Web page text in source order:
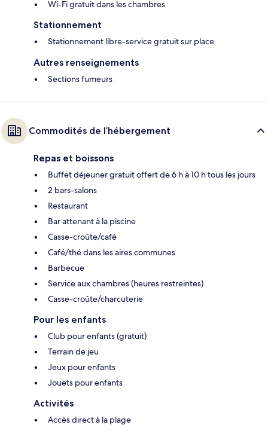
Wi-Fi gratuit dans les chambres
Stationnement
Stationnement libre-service gratuit sur place
Autres renseignements
Sections fumeurs
Commodités de l’hébergement
Repas et boissons
Buffet déjeuner gratuit offert de 6 h à 10 h tous les jours
2 bars-salons
Restaurant
Bar attenant à la piscine
Casse-croûte/café
Café/thé dans les aires communes
Barbecue
Service aux chambres (heures restreintes)
Casse-croûte/charcuterie
Pour les enfants
Club pour enfants (gratuit)
Terrain de jeu
Jeux pour enfants
Jouets pour enfants
Activités
Accès direct à la plage